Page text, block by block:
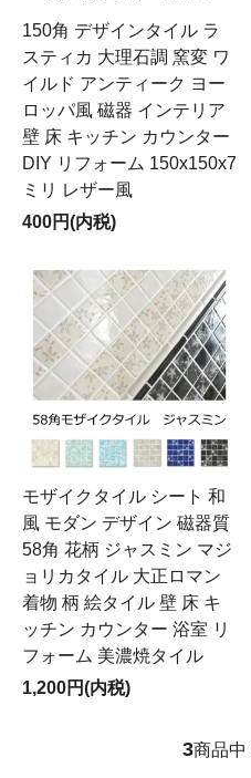
150角 デザインタイル ラ
スティカ 大理石調 窯変 ワ
イルド アンティーク ヨー
ロッパ風 磁器 インテリア
壁 床 キッチン カウンター
DIY リフォーム 150x150x7
ミリ レザー風
400円(内税)
モザイクタイル シート 和
風 モダン デザイン 磁器質
58角 花柄 ジャスミン マジ
ョリカタイル 大正ロマン
着物 柄 絵タイル 壁 床 キ
ッチン カウンター 浴室 リ
フォーム 美濃焼タイル
1,200円(内税)
3商品中